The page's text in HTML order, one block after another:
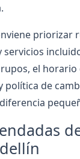
priorizar
el horario
política de